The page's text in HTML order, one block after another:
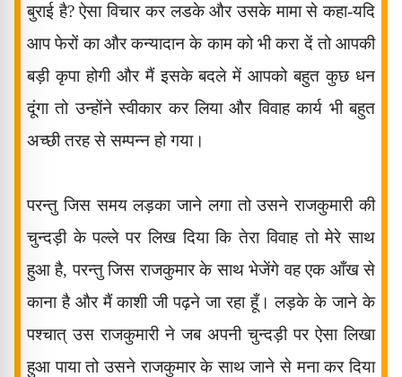
बुराई है?ऐसा विचार कर लडके और उसके मामा से कहा-यदि
आप फेरों का और कन्यादान के काम को भी करा दें तो आपकी
बड़ी कृपा होगी और मैं इसके बदले में आपको बहुत कुछ धन
दूंगा तो उन्होंने स्वीकार कर लिया और विवाह कार्य भी बहुत
अच्छी तरह से सम्पन्न हो गया।
परन्तु जिस समय लड़का जाने लगा तो उसने राजकुमारी की
चुन्दड़ी के पल्ले पर लिख दिया कि तेरा विवाह तो मेरे साथ
हुआ है,परन्तु जिस राजकुमार के साथ भेजेंगे वह एक आँख से
काना है और मैं काशी जी पढ़ने जा रहा हूँ। लड़के के जाने के
पश्चात् उस राजकुमारी ने जब अपनी चुन्दड़ी पर ऐसा लिखा
हुआ पाया तो उसने राजकुमार के साथ जाने से मना कर दिया